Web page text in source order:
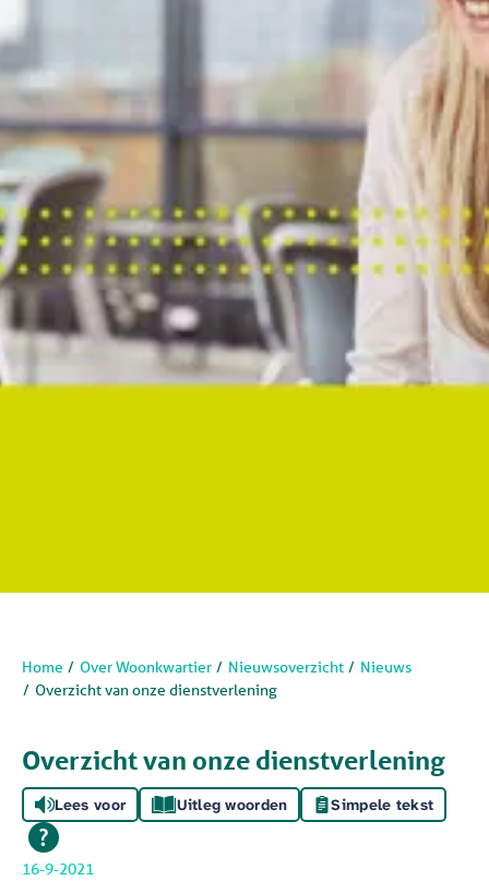
Home Over Woonkwartier Nieuwsoverzicht
Nieuws
Overzicht van onze dienstverlening
Overzicht van onze dienstverlening
Lees voor Uitleg woorden Simpele tekst
16-9-2021